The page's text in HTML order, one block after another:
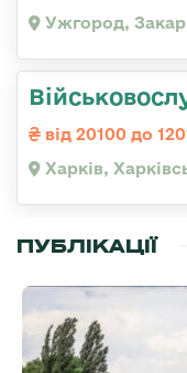
Ужгород,
від 20100 до
Харків,
ПУБЛІКАЦІЇ